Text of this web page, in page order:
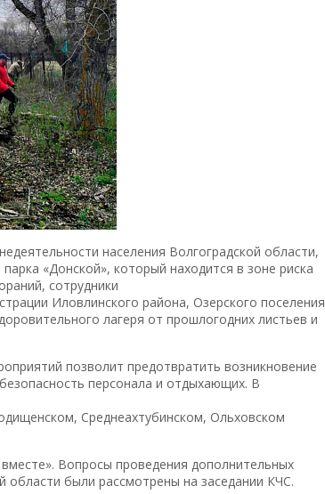
населения Волгоградской области,
«Донской», который находится в зоне риска
сотрудники
Иловлинского района, Озерского поселения
лагеря от прошлогодних листьев и
позволит предотвратить возникновение
персонала и отдыхающих. В
Среднеахтубинском, Ольховском
Вопросы проведения дополнительных
были рассмотрены на заседании КЧС.